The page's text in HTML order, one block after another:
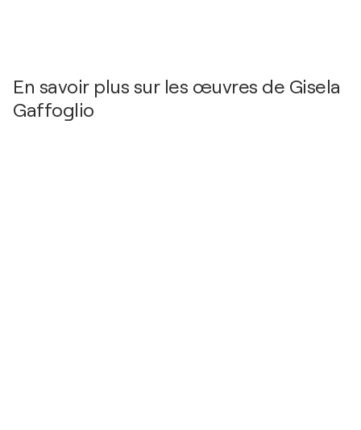
2012
INQUIETA / MODENA DESIGN - BUENOS AIRES,
Argentine
En savoir plus sur les œuvres de Gisela
Gaffoglio